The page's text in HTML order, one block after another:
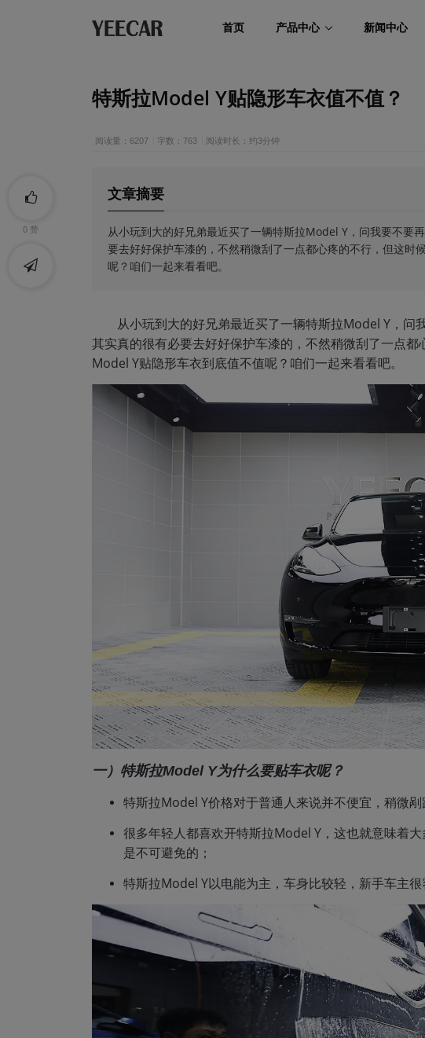
首页 产品中心 新闻中心
特斯拉Model Y贴隐形车衣值不值？
阅读量：6207 字数：763 阅读时长：约3分钟
文章摘要
从小玩到大的好兄弟最近买了一辆特斯拉Model Y，问我要不要
要去好好保护车漆的，不然稍微刮了一点都心疼的不行，但这
呢？咱们一起来看看吧。
从小玩到大的好兄弟最近买了一辆特斯拉Model Y，问
其实真的很有必要去好好保护车漆的，不然稍微刮了一点
Model Y贴隐形车衣到底值不值呢？咱们一起来看看吧。
一）特斯拉Model Y为什么要贴车衣呢？
特斯拉Model Y价格对于普通人来说并不便宜，稍微剐
很多年轻人都喜欢开特斯拉Model Y，这也就意味着
是不可避免的；
特斯拉Model Y以电能为主，车身比较轻，新手车主很
0 赞